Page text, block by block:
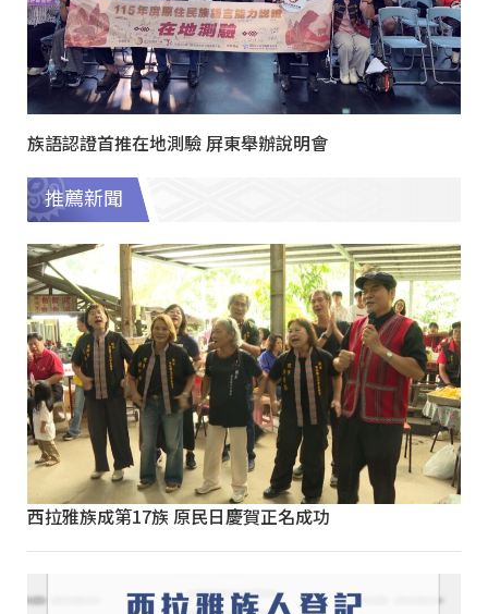
族語認證首推在地測驗 屏東舉辦說明會
推薦新聞
西拉雅族成第17族 原民日慶賀正名成功